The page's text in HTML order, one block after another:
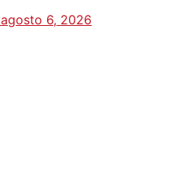
agosto 6, 2026